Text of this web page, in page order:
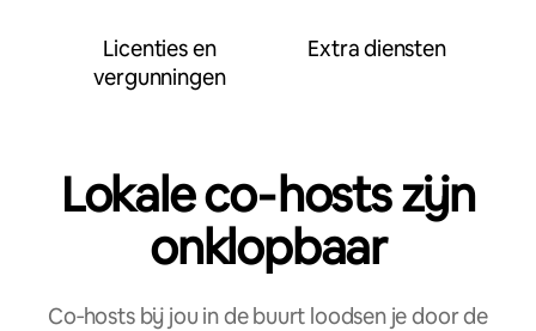
Licenties en
vergunningen
Extra diensten
Lokale co‑hosts zijn
onklopbaar
Co‑hosts bij jou in de buurt loodsen je door de